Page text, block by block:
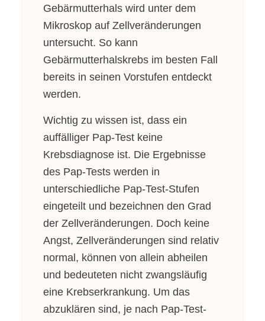
Gebärmutterhals wird unter dem
Mikroskop auf Zellveränderungen
untersucht. So kann
Gebärmutterhalskrebs im besten Fall
bereits in seinen Vorstufen entdeckt
werden.
Wichtig zu wissen ist, dass ein
auffälliger Pap-Test keine
Krebsdiagnose ist. Die Ergebnisse
des Pap-Tests werden in
unterschiedliche Pap-Test-Stufen
eingeteilt und bezeichnen den Grad
der Zellveränderungen. Doch keine
Angst, Zellveränderungen sind relativ
normal, können von allein abheilen
und bedeuteten nicht zwangsläufig
eine Krebserkrankung. Um das
abzuklären sind, je nach Pap-Test-